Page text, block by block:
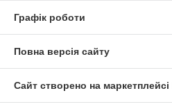
Графік роботи
Повна версія сайту
Сайт створено на маркетплейсі